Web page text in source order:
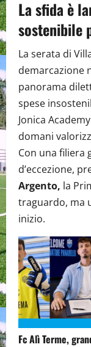
La sfida è
sostenibile
La serata di
demarcazione
panorama
spese
Jonica
domani
Con una filiera
d’eccezione,
Argento, la
traguardo, ma
inizio.
Fc Alì Terme,